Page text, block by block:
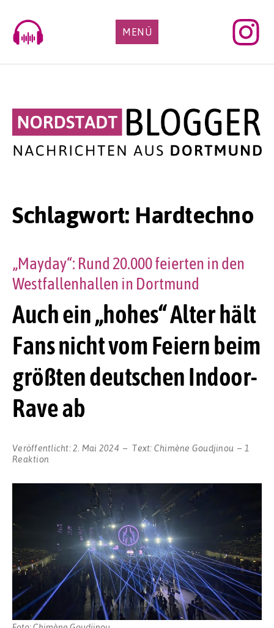
content
MENÜ
Schlagwort: Hardtechno
Auch ein „hohes“ Alter hält
Fans nicht vom Feiern beim
größten deutschen Indoor-
Rave ab
„Mayday“: Rund 20.000 feierten in den
Westfallenhallen in Dortmund
Veröffentlicht:2. Mai 2024 Text: Chimène Goudjinou
1
Reaktion